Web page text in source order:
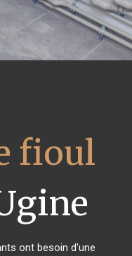
fioul
ont besoin d'une